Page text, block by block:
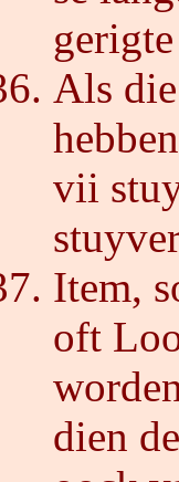
Als
vii
Item,
oft
dien